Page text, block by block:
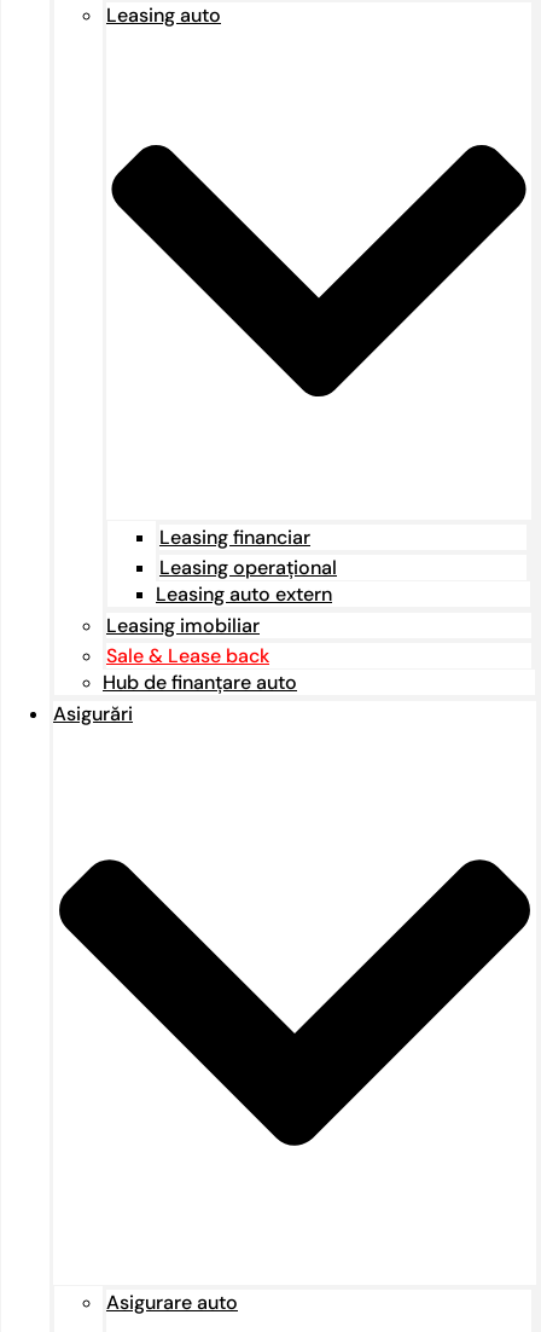
Leasing auto
Leasing financiar
Leasing operațional
Leasing auto extern
Leasing imobiliar
Sale & Lease back
Hub de finanțare auto
Asigurări
Asigurare auto